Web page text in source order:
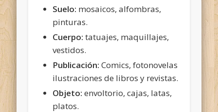
Suelo: mosaicos, alfombras,
pinturas.
Cuerpo: tatuajes, maquillajes,
vestidos.
Publicación: Comics, fotonovelas
ilustraciones de libros y revistas.
Objeto: envoltorio, cajas, latas,
platos.